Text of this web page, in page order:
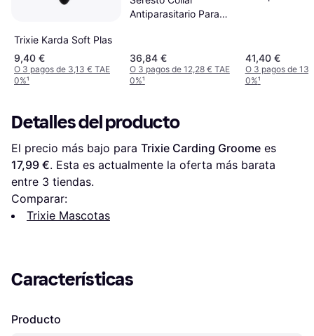
Trixie Karda Soft Plas
9,40 €
O 3 pagos de 3,13 € TAE
0%¹
Antiparasitario Para
36,84 €
O 3 pagos de 12,28 € TAE
0%¹
41,40 €
O 3 pagos de
0%¹
Detalles del producto
El precio más bajo para Trixie Carding Groome
17,99 €. Esta es actualmente la oferta más barata
entre 3 tiendas.
Comparar:
Trixie Mascotas
Características
Producto